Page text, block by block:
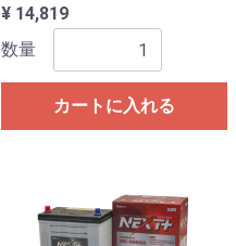
¥ 14,819
数量
カートに入れる